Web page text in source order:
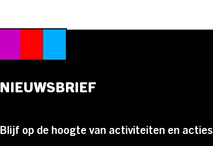
NIEUWSBRIEF
Blijf op de hoogte van activiteiten en acties